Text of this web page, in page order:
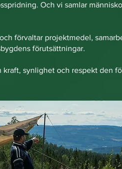
Och vi samlar
förvaltar projektmedel,
förutsättningar.
synlighet och respekt den